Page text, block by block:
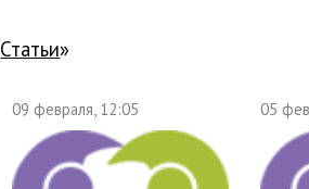
Статьи»
09 февраля, 12:05 05